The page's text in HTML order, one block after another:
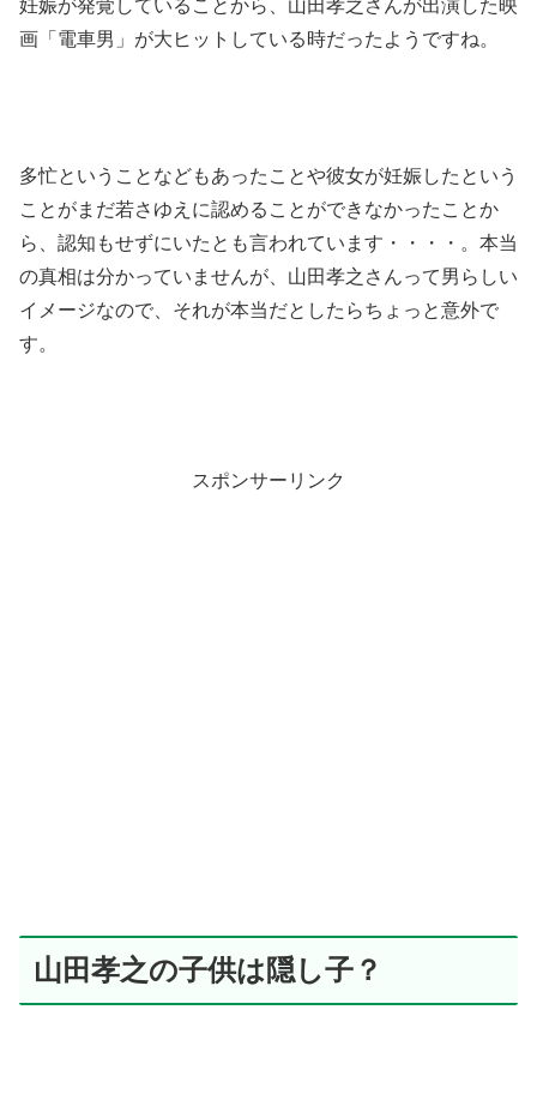
妊娠が発覚していることから、山田孝之さんが出演した映
画「電車男」が大ヒットしている時だったようですね。
多忙ということなどもあったことや彼女が妊娠したという
ことがまだ若さゆえに認めることができなかったことか
ら、認知もせずにいたとも言われています・・・・。本当
の真相は分かっていませんが、山田孝之さんって男らしい
イメージなので、それが本当だとしたらちょっと意外で
す。
スポンサーリンク
山田孝之の子供は隠し子？